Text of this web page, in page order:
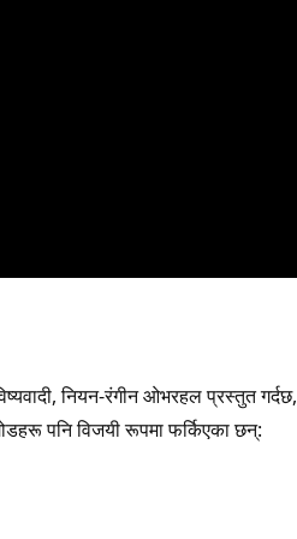
नियन-रंगीन ओभरहल प्रस्तुत गर्दछ,
पनि विजयी रूपमा फर्किएका छन्: